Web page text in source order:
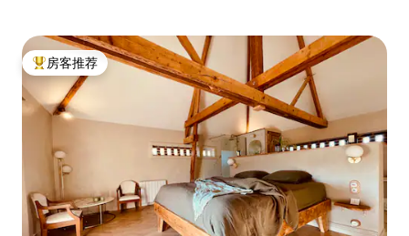
热门「房客推荐」
房客推荐